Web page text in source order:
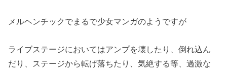
メルヘンチックでまるで少女マンガのようですが
ライブステージにおいてはアンプを壊したり、倒れ込ん
だり、ステージから転げ落ちたり、気絶する等、過激な